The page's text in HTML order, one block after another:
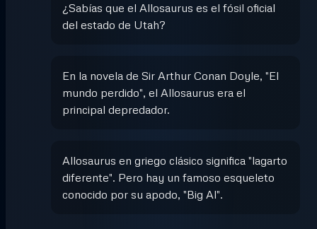
¿Sabías que el Allosaurus es el fósil oficial
del estado de Utah?
En la novela de Sir Arthur Conan Doyle, "El
mundo perdido", el Allosaurus era el
principal depredador.
Allosaurus en griego clásico significa "lagarto
diferente". Pero hay un famoso esqueleto
conocido por su apodo, "Big Al".